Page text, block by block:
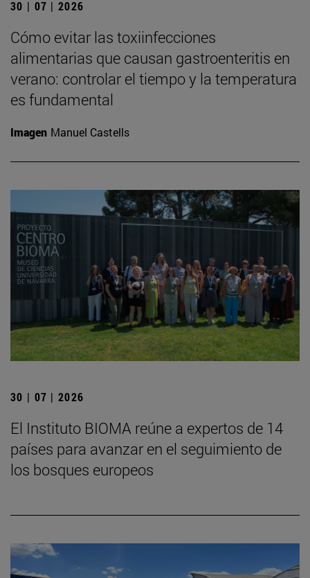
30 | 07 | 2026
Cómo evitar las toxiinfecciones
alimentarias que causan gastroenteritis en
verano: controlar el tiempo y la temperatura
es fundamental
Imagen Manuel Castells
30 | 07 | 2026
El Instituto BIOMA reúne a expertos de 14
países para avanzar en el seguimiento de
los bosques europeos